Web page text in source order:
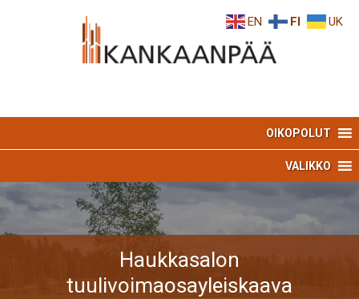
OIKOPOLUT
VALIKKO
Haukkasalon
tuulivoimaosayleiskaava
EN FI UK